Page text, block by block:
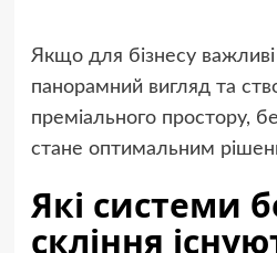
Якщо для бізнесу важливі
панорамний вигляд та
преміального простору,
стане оптимальним
Які системи
скління